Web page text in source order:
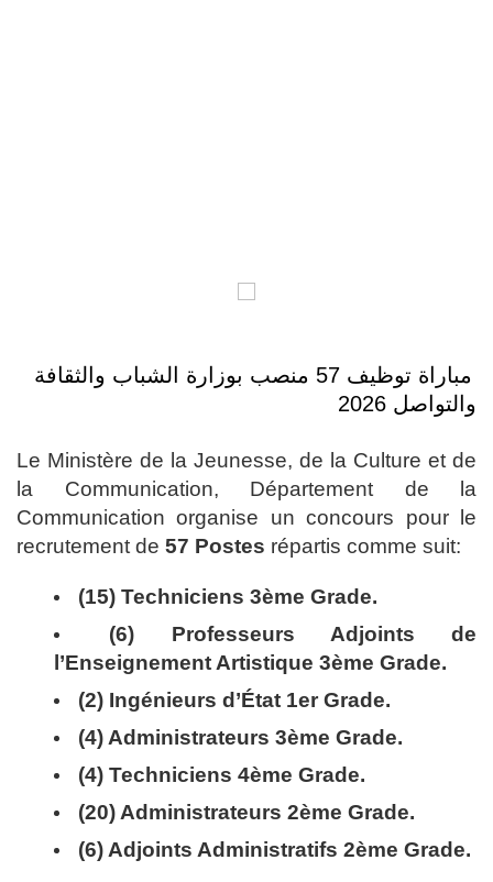
مباراة توظيف 57 منصب بوزارة الشباب والثقافة
والتواصل 2026
Le Ministère de la Jeunesse, de la Culture et de
la Communication, Département de la
Communication organise un concours pour le
recrutement de 57 Postes répartis comme suit:
(15) Techniciens 3ème Grade.
(6) Professeurs Adjoints de
l’Enseignement Artistique 3ème Grade.
(2) Ingénieurs d’État 1er Grade.
(4) Administrateurs 3ème Grade.
(4) Techniciens 4ème Grade.
(20) Administrateurs 2ème Grade.
(6) Adjoints Administratifs 2ème Grade.